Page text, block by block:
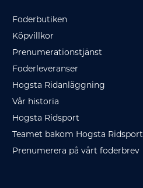
Foderbutiken
Köpvillkor
Prenumerationstjänst
Foderleveranser
Hogsta Ridanläggning
Vår historia
Hogsta Ridsport
Teamet bakom Hogsta Ridsport
Prenumerera på vårt foderbrev